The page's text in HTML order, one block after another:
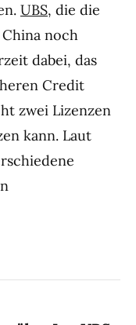
UBS, die die
noch
dabei, das
Credit
zwei Lizenzen
kann. Laut